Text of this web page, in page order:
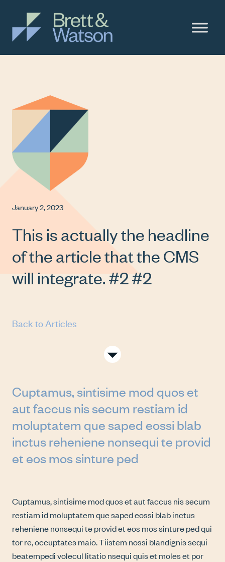
Main Navigation
January 2, 2023
This is actually the headline
of the article that the CMS
will integrate. #2 #2
Back to Articles
SCROLL
TO
MORE
Cuptamus, sintisime mod quos et
aut faccus nis secum restiam id
moluptatem que saped eossi blab
inctus reheniene nonsequi te provid
et eos mos sinture ped
Cuptamus, sintisime mod quos et aut faccus nis secum
restiam id moluptatem que saped eossi blab inctus
reheniene nonsequi te provid et eos mos sinture ped qui
tor re, occuptates maio. Tiistem nossi blandignis sequi
beatempedi volecul litatio nsequi quis et moles et por